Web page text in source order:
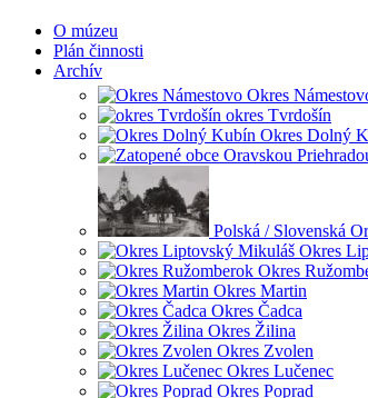
O múzeu
Plán činnosti
Archív
Okres
okres Tvrdošín
Okres Dolný
Polská / Slovenská
Okres
Okres
Okres Martin
Okres Čadca
Okres Žilina
Okres Zvolen
Okres Lučenec
Okres Poprad